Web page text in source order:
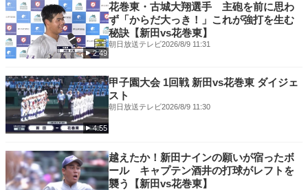
2:49
花巻東・古城大翔選手 主砲を前に思わ
ず「からだ大っき！」これが強打を生む
秘訣【新田vs花巻東】
朝日放送テレビ2026/8/9 11:31
4:55
甲子園大会 1回戦 新田vs花巻東 ダイジェ
スト
朝日放送テレビ2026/8/9 11:30
越えたか！新田ナインの願いが宿ったボ
ール キャプテン酒井の打球がレフトを
襲う【新田vs花巻東】